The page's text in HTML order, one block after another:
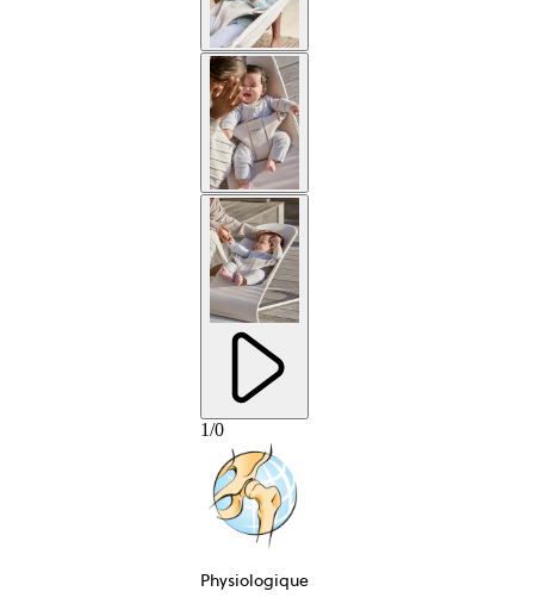
1/0
Physiologique